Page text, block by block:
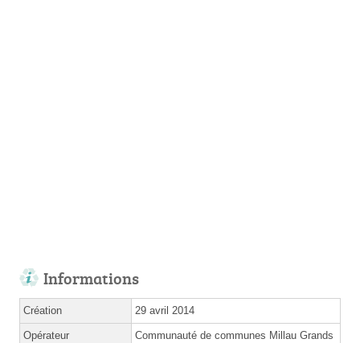
Informations
Création 29 avril 2014
Opérateur
Communauté de communes Millau Grands